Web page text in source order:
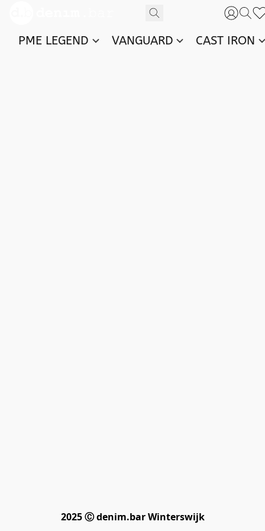
PME LEGEND VANGUARD CAST IRON
2025 Ⓒ denim.bar Winterswijk